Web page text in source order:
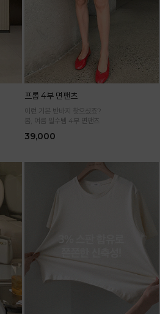
프롬 4부 면팬츠
이런 기본 반바지 찾으셨죠?
봄, 여름 필수템 4부 면팬츠
39,000